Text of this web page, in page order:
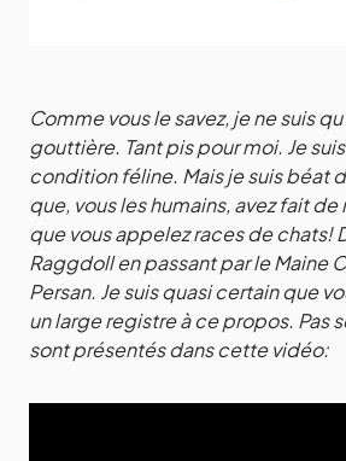
Comme vous le savez, je ne suis
gouttière. Tant pis pour moi. Je
condition féline. Mais je suis béat
que, vous les humains, avez fait de
que vous appelez races de chats!
Raggdoll en passant par le Maine
Persan. Je suis quasi certain que
un large registre à ce propos. Pas
sont présentés dans cette vidéo: